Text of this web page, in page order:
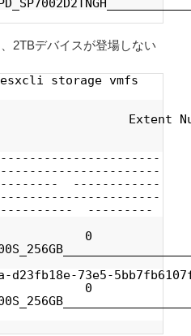
2TBデバイスが登場しない
storage vmfs
Name
Number
------------
---------
68cad69a-
0
d23fb18e-73e5-
0